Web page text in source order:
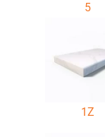
5
1Z